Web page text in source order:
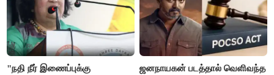
"நதி நீர் இணைப்புக்கு
ஜனநாயகன் படத்தால் வெளிவந்த